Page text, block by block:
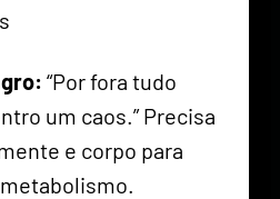
“Por fora tudo
um caos.” Precisa
e corpo para